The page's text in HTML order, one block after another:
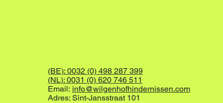
(BE): 0032 (0) 498 287 399
(NL): 0031 (0) 620 746 511
Email: info@wilgenhofhindernissen.com
Adres: Sint-Jansstraat 101